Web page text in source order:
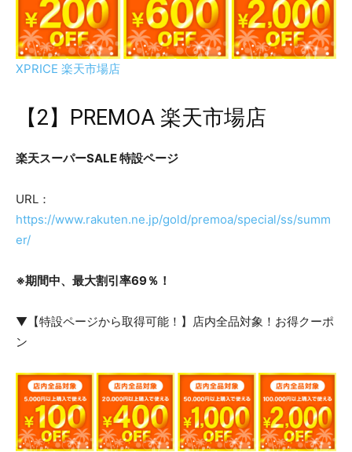
XPRICE 楽天市場店
【2】PREMOA 楽天市場店
楽天スーパーSALE 特設ページ
URL：
https://www.rakuten.ne.jp/gold/premoa/special/ss/summ
er/
※期間中、最大割引率69％！
▼【特設ページから取得可能！】店内全品対象！お得クーポ
ン